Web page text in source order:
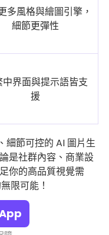
多風格與繪圖引擎，
細節更彈性
中界面與提示語皆支
援
細節可控的 AI 圖片生
是社群內容、商業設
你的高品質視覺需
限可能！